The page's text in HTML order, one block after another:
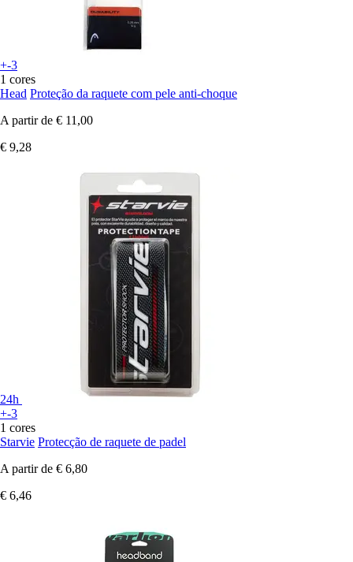
+-3
1 cores
Head Proteção da raquete com pele anti-choque
A partir de € 11,00
€ 9,28
24h
+-3
1 cores
Starvie Protecção de raquete de padel
A partir de € 6,80
€ 6,46